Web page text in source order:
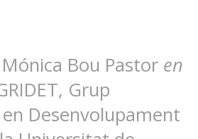
Mónica Bou Pastor en
Grup
en Desenvolupament